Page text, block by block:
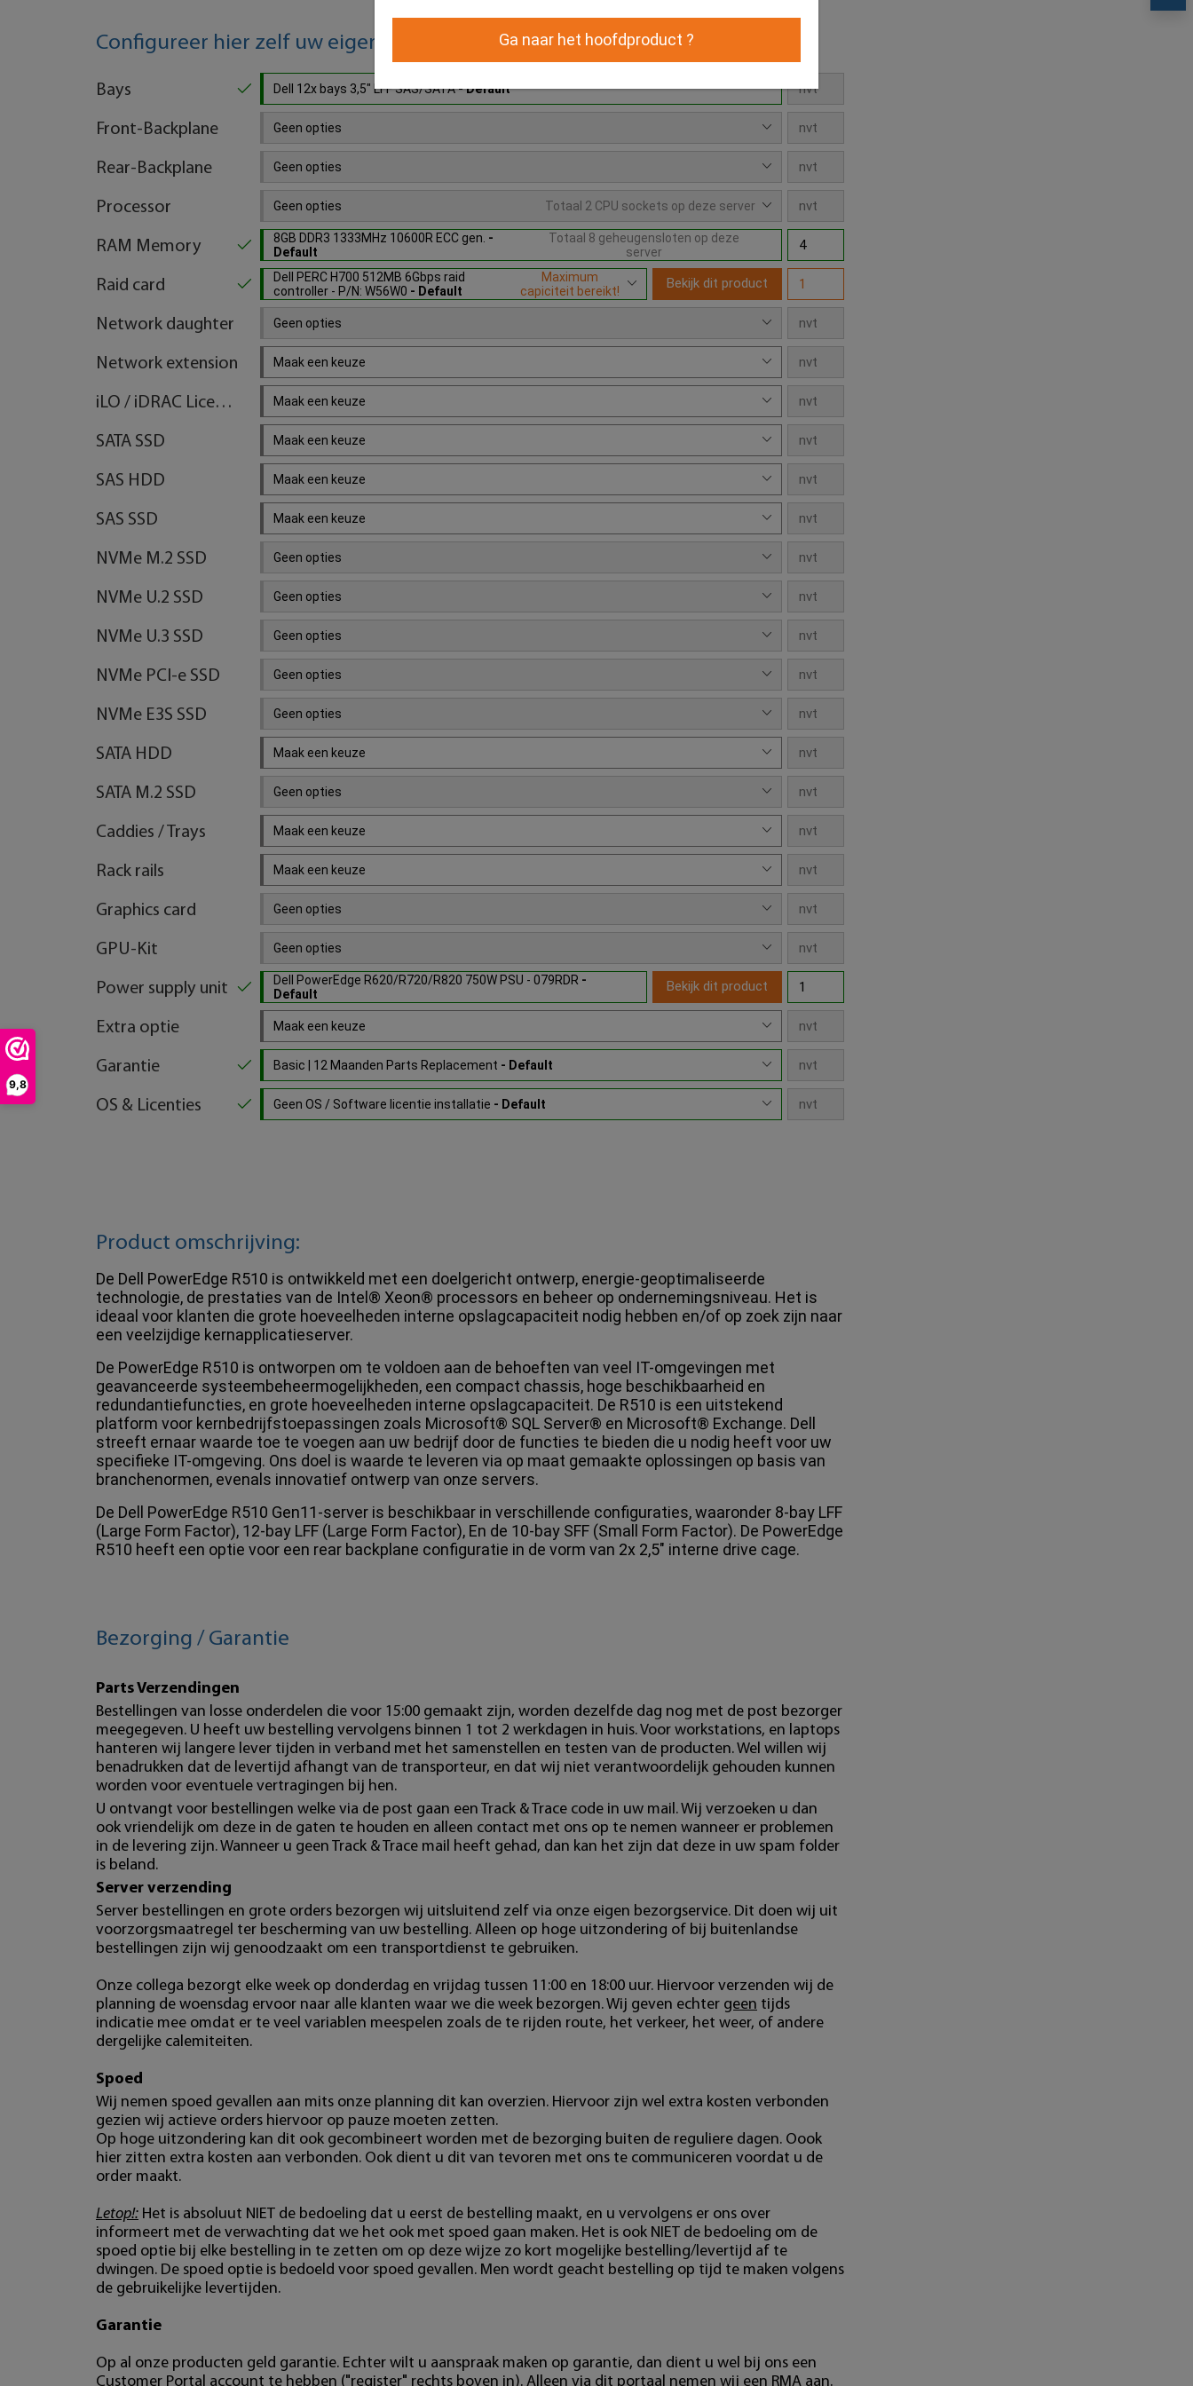
9,8
Configureer hier zelf uw eigen product
Bays Dell 12x bays 3,5" LFF SAS/SATA- Default
Front-Backplane Geen opties
Rear-Backplane Geen opties
Processor Geen opties Totaal 2 CPU sockets op deze server
RAM Memory 8GB DDR3 1333MHz 10600R ECC gen. -
Default
Totaal 8 geheugensloten op deze
server
Raid card
Dell PERC H700 512MB 6Gbps raid
controller - P/N: W56W0 - Default
Maximum
capiciteit bereikt!
Bekijk dit product
Network daughter Geen opties
Network extension Maak een keuze
iLO / iDRAC License Key Maak een keuze
SATA SSD Maak een keuze
SAS HDD Maak een keuze
SAS SSD Maak een keuze
NVMe M.2 SSD Geen opties
NVMe U.2 SSD Geen opties
NVMe U.3 SSD Geen opties
NVMe PCI-e SSD Geen opties
NVMe E3S SSD Geen opties
SATA HDD Maak een keuze
SATA M.2 SSD Geen opties
Caddies / Trays Maak een keuze
Rack rails Maak een keuze
Graphics card Geen opties
GPU-Kit Geen opties
Power supply unit Dell PowerEdge R620/R720/R820 750W PSU - 079RDR -
Default
Bekijk dit product
Extra optie Maak een keuze
Garantie Basic | 12 Maanden Parts Replacement - Default
OS & Licenties Geen OS / Software licentie installatie - Default
Product omschrijving:
De Dell PowerEdge R510 is ontwikkeld met een doelgericht ontwerp, energie-geoptimaliseerde
technologie, de prestaties van de Intel® Xeon® processors en beheer op ondernemingsniveau. Het is
ideaal voor klanten die grote hoeveelheden interne opslagcapaciteit nodig hebben en/of op zoek zijn naar
een veelzijdige kernapplicatieserver.
De PowerEdge R510 is ontworpen om te voldoen aan de behoeften van veel IT-omgevingen met
geavanceerde systeembeheermogelijkheden, een compact chassis, hoge beschikbaarheid en
redundantiefuncties, en grote hoeveelheden interne opslagcapaciteit. De R510 is een uitstekend
platform voor kernbedrijfstoepassingen zoals Microsoft® SQL Server® en Microsoft® Exchange. Dell
streeft ernaar waarde toe te voegen aan uw bedrijf door de functies te bieden die u nodig heeft voor uw
specifieke IT-omgeving. Ons doel is waarde te leveren via op maat gemaakte oplossingen op basis van
branchenormen, evenals innovatief ontwerp van onze servers.
De Dell PowerEdge R510 Gen11-server is beschikbaar in verschillende configuraties, waaronder 8-bay LFF
(Large Form Factor), 12-bay LFF (Large Form Factor), En de 10-bay SFF (Small Form Factor). De PowerEdge
R510 heeft een optie voor een rear backplane configuratie in de vorm van 2x 2,5" interne drive cage.
Bezorging / Garantie
Parts Verzendingen
Bestellingen van losse onderdelen die voor 15:00 gemaakt zijn, worden dezelfde dag nog met de post bezorger
meegegeven. U heeft uw bestelling vervolgens binnen 1 tot 2 werkdagen in huis. Voor workstations, en laptops
hanteren wij langere lever tijden in verband met het samenstellen en testen van de producten. Wel willen wij
benadrukken dat de levertijd afhangt van de transporteur, en dat wij niet verantwoordelijk gehouden kunnen
worden voor eventuele vertragingen bij hen.
U ontvangt voor bestellingen welke via de post gaan een Track & Trace code in uw mail. Wij verzoeken u dan
ook vriendelijk om deze in de gaten te houden en alleen contact met ons op te nemen wanneer er problemen
in de levering zijn. Wanneer u geen Track & Trace mail heeft gehad, dan kan het zijn dat deze in uw spam folder
is beland.
Server verzending
Server bestellingen en grote orders bezorgen wij uitsluitend zelf via onze eigen bezorgservice. Dit doen wij uit
voorzorgsmaatregel ter bescherming van uw bestelling. Alleen op hoge uitzondering of bij buitenlandse
bestellingen zijn wij genoodzaakt om een transportdienst te gebruiken.
Onze collega bezorgt elke week op donderdag en vrijdag tussen 11:00 en 18:00 uur. Hiervoor verzenden wij de
planning de woensdag ervoor naar alle klanten waar we die week bezorgen. Wij geven echter geen tijds
indicatie mee omdat er te veel variablen meespelen zoals de te rijden route, het verkeer, het weer, of andere
dergelijke calemiteiten.
Spoed
Wij nemen spoed gevallen aan mits onze planning dit kan overzien. Hiervoor zijn wel extra kosten verbonden
gezien wij actieve orders hiervoor op pauze moeten zetten.
Op hoge uitzondering kan dit ook gecombineert worden met de bezorging buiten de reguliere dagen. Oook
hier zitten extra kosten aan verbonden. Ook dient u dit van tevoren met ons te communiceren voordat u de
order maakt.
Letop!: Het is absoluut NIET de bedoeling dat u eerst de bestelling maakt, en u vervolgens er ons over
informeert met de verwachting dat we het ook met spoed gaan maken. Het is ook NIET de bedoeling om de
spoed optie bij elke bestelling in te zetten om op deze wijze zo kort mogelijke bestelling/levertijd af te
dwingen. De spoed optie is bedoeld voor spoed gevallen. Men wordt geacht bestelling op tijd te maken volgens
de gebruikelijke levertijden.
Garantie
Op al onze producten geld garantie. Echter wilt u aanspraak maken op garantie, dan dient u wel bij ons een
Customer Portal account te hebben ("register" rechts boven in). Alleen via dit portaal nemen wij een RMA aan.
Ga naar het hoofdproduct ?